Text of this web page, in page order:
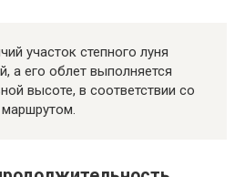
участок степного луня
а его облет выполняется
высоте, в соответствии со